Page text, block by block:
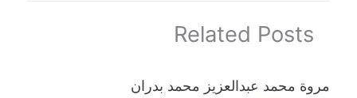
Related Posts
مروة محمد عبدالعزيز محمد بدران